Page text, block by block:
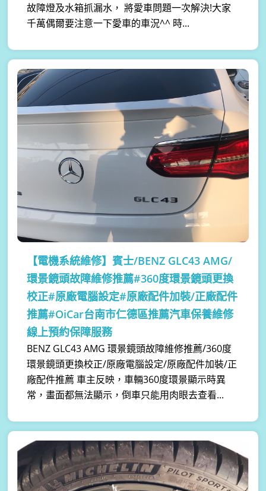
故障燈及水箱抓漏水， 將愛車問題一次解決!大家
千萬偶爾要注意一下愛車的車況^^ 時...
【電機系統維修】賓士/BENZ GLC43 AMG/
環景鏡頭故障維修推薦#360度環景鏡頭更換
校正#原廠電腦設定#原廠配件加裝/正廠配件
推薦#OiCar台南市仁德區推薦汽車保養維修
線上預約保障服務
BENZ GLC43 AMG 環景鏡頭故障維修推薦/360度
環景鏡頭更換校正/原廠電腦設定/原廠配件加裝/正
廠配件推薦 車主反映，車輛360度環景顯示時異
常，畫面都無法顯示，倒車只能用肉眼去查看...